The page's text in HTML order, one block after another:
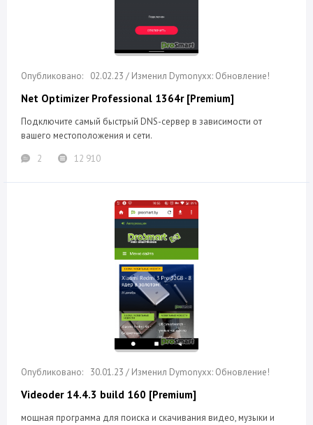
02.02.23 / Изменил Dymonyxx: Обновление!
Net Optimizer Professional 1364r [Premium]
Подключите самый быстрый DNS-сервер в зависимости от
вашего местоположения и сети.
2
12 910
30.01.23 / Изменил Dymonyxx: Обновление!
Videoder 14.4.3 build 160 [Premium]
мощная программа для поиска и скачивания видео, музыки и